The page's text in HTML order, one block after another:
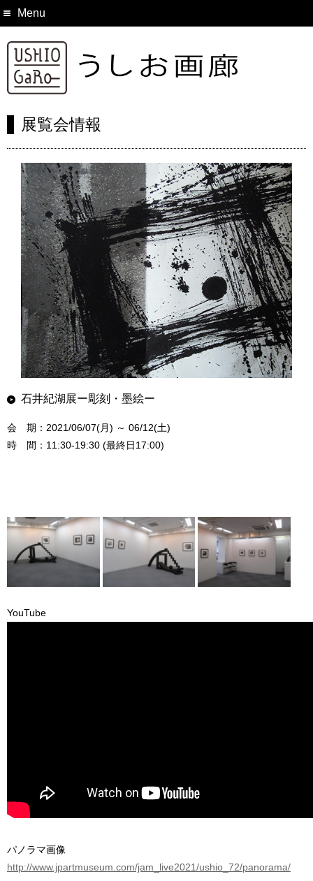
Menu
展覧会情報
石井紀湖展ー彫刻・墨絵ー
会 期：2021/06/07(月) ～ 06/12(土)
時 間：11:30-19:30 (最終日17:00)
YouTube
パノラマ画像
http://www.jpartmuseum.com/jam_live2021/ushio_72/panorama/